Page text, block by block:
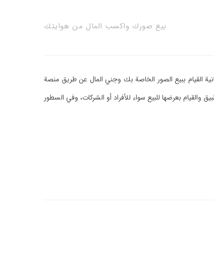
بيع صورك واكسب المال من هوايتك
القيام ببيع الصور الخاصة بك وجني المال عن طريق منصة
بعرضها للبيع سواء للأفراد أو الشركات، وفي السطور